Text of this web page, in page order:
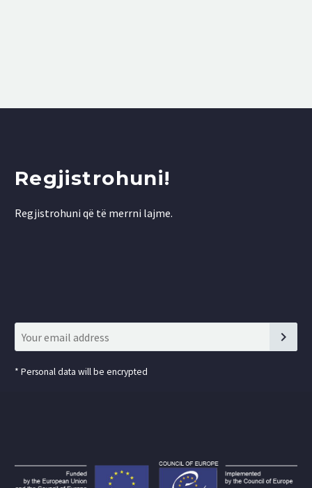
Regjistrohuni!
Regjistrohuni që të merrni lajme.
* Personal data will be encrypted